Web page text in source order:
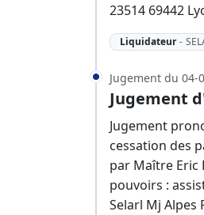
23514 69442
Liquidateur -
Jugement du 04-
Jugement
Jugement
cessation des
par Maître Eric
pouvoirs :
Selarl Mj Alpes